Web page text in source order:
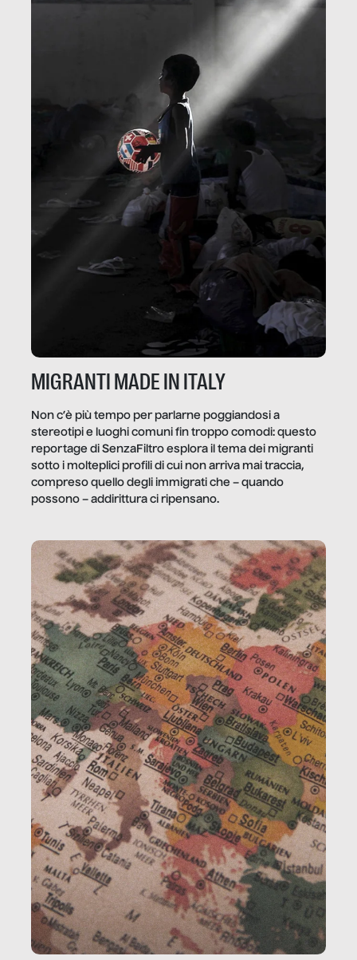
MIGRANTI MADE IN ITALY
Non c’è più tempo per parlarne poggiandosi a
stereotipi e luoghi comuni fin troppo comodi: questo
reportage di SenzaFiltro esplora il tema dei migranti
sotto i molteplici profili di cui non arriva mai traccia,
compreso quello degli immigrati che – quando
possono – addirittura ci ripensano.